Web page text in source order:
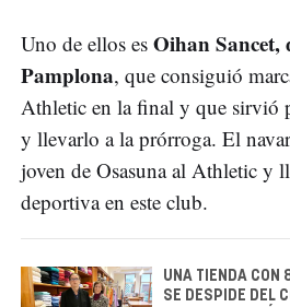
Uno de ellos es Oihan Sancet,
Pamplona, que consiguió
Athletic en la final y que sirvió
y llevarlo a la prórroga. El
joven de Osasuna al Athletic y
deportiva en este club.
UNA TIENDA CON
SE DESPIDE DEL